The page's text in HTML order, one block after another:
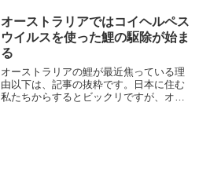
オーストラリアではコイヘルペス
ウイルスを使った鯉の駆除が始ま
る
オーストラリアの鯉が最近焦っている理
由以下は、記事の抜粋です。日本に住む
私たちからするとビックリですが、オー